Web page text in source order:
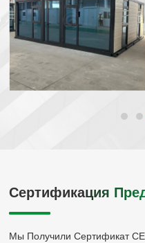
Сертификация
Мы Получили Сертификат